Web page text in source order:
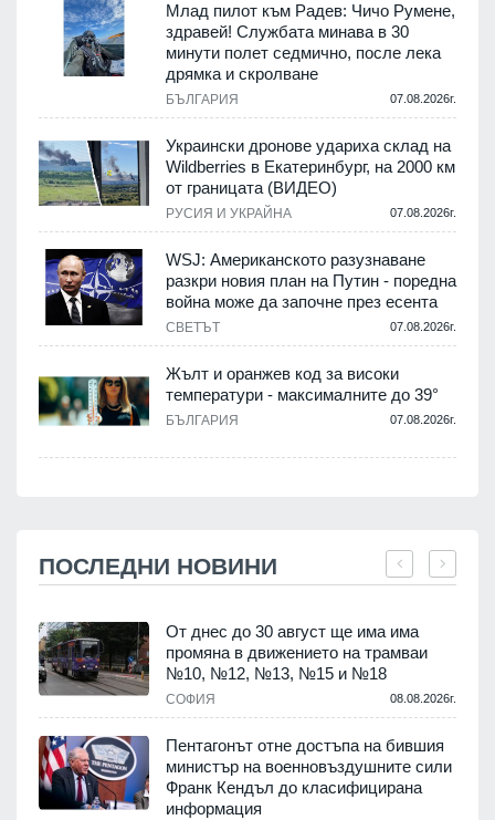
Млад пилот към Радев: Чичо Румене,
здравей! Службата минава в 30
минути полет седмично, после лека
дрямка и скролване
БЪЛГАРИЯ 07.08.2026г.
Украински дронове удариха склад на
Wildberries в Екатеринбург, на 2000 км
от границата (ВИДЕО)
РУСИЯ И УКРАЙНА 07.08.2026г.
WSJ: Американското разузнаване
разкри новия план на Путин - поредна
война може да започне през есента
СВЕТЪТ 07.08.2026г.
Жълт и оранжев код за високи
температури - максималните до 39°
БЪЛГАРИЯ 07.08.2026г.
ПОСЛЕДНИ НОВИНИ
От днес до 30 август ще има има
промяна в движението на трамваи
№10, №12, №13, №15 и №18
СОФИЯ 08.08.2026г.
Пентагонът отне достъпа на бившия
министър на военновъздушните сили
Франк Кендъл до класифицирана
информация